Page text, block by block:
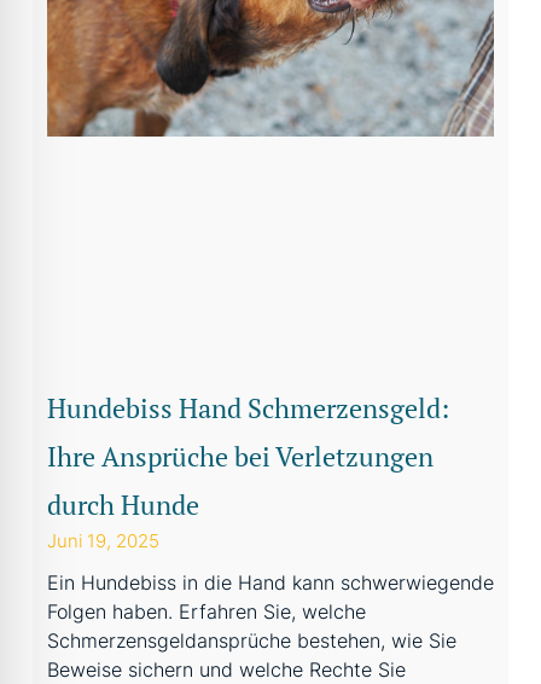
Hundebiss Hand Schmerzensgeld:
Ihre Ansprüche bei Verletzungen
durch Hunde
Juni 19, 2025
Ein Hundebiss in die Hand kann schwerwiegende
Folgen haben. Erfahren Sie, welche
Schmerzensgeldansprüche bestehen, wie Sie
Beweise sichern und welche Rechte Sie